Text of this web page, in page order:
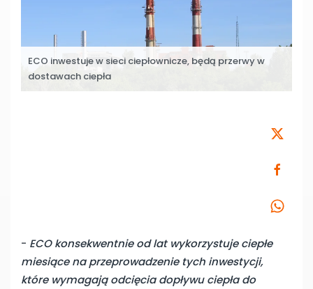
ECO inwestuje w sieci ciepłownicze, będą przerwy w
dostawach ciepła
- ECO konsekwentnie od lat wykorzystuje ciepłe
miesiące na przeprowadzenie tych inwestycji,
które wymagają odcięcia dopływu ciepła do